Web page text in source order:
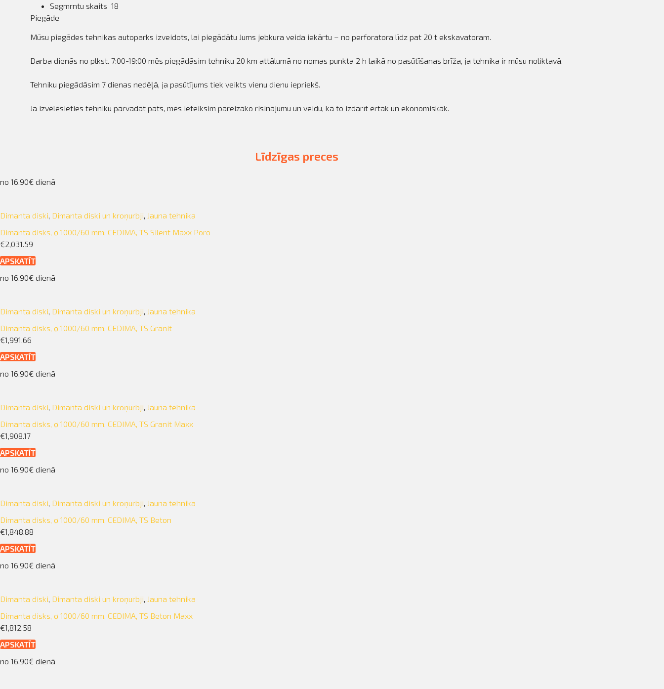
Segmrntu skaits 18
Piegāde
Mūsu piegādes tehnikas autoparks izveidots, lai piegādātu Jums jebkura veida iekārtu – no perforatora līdz pat 20 t ekskavatoram.
Darba dienās no plkst. 7:00-19:00 mēs piegādāsim tehniku 20 km attālumā no nomas punkta 2 h laikā no pasūtīšanas brīža, ja tehnika ir mūsu noliktavā.
Tehniku piegādāsim 7 dienas nedēļā, ja pasūtījums tiek veikts vienu dienu iepriekš.
Ja izvēlēsieties tehniku pārvadāt pats, mēs ieteiksim pareizāko risinājumu un veidu, kā to izdarīt ērtāk un ekonomiskāk.
Līdzīgas preces
no 16.90€ dienā
Dimanta diski, Dimanta diski un kroņurbji, Jauna tehnika
Dimanta disks, ø 1000/60 mm, CEDIMA, TS Silent Maxx Poro
€2,031.59
APSKATĪT
no 16.90€ dienā
Dimanta diski, Dimanta diski un kroņurbji, Jauna tehnika
Dimanta disks, ø 1000/60 mm, CEDIMA, TS Granit
€1,991.66
APSKATĪT
no 16.90€ dienā
Dimanta diski, Dimanta diski un kroņurbji, Jauna tehnika
Dimanta disks, ø 1000/60 mm, CEDIMA, TS Granit Maxx
€1,908.17
APSKATĪT
no 16.90€ dienā
Dimanta diski, Dimanta diski un kroņurbji, Jauna tehnika
Dimanta disks, ø 1000/60 mm, CEDIMA, TS Beton
€1,848.88
APSKATĪT
no 16.90€ dienā
Dimanta diski, Dimanta diski un kroņurbji, Jauna tehnika
Dimanta disks, ø 1000/60 mm, CEDIMA, TS Beton Maxx
€1,812.58
APSKATĪT
no 16.90€ dienā